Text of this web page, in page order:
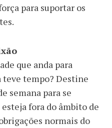
para suportar os
que anda para
teve tempo? Destine
semana para se
fora do âmbito de
normais do